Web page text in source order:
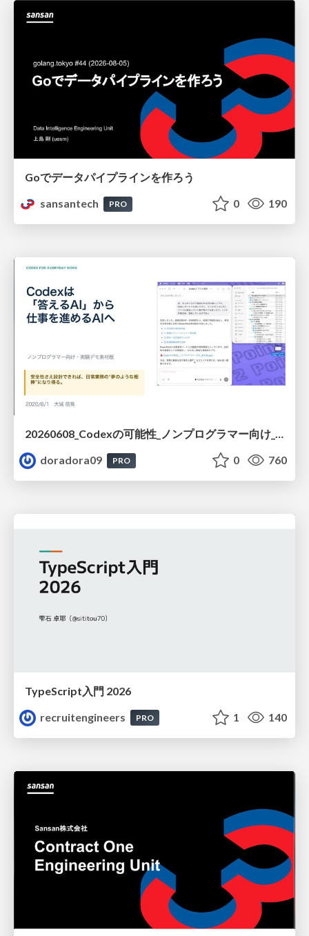
Goでデータパイプラインを作ろう
sansantech
PRO 0 190
20260608_Codexの可能性_ノンプログラマー向け_大城追記
doradora09
PRO 0 760
TypeScript入門 2026
recruitengineers
PRO 1 140